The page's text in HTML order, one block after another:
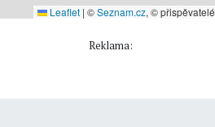
Leaflet | ©Seznam.cz, © přispěvatelé
Reklama: